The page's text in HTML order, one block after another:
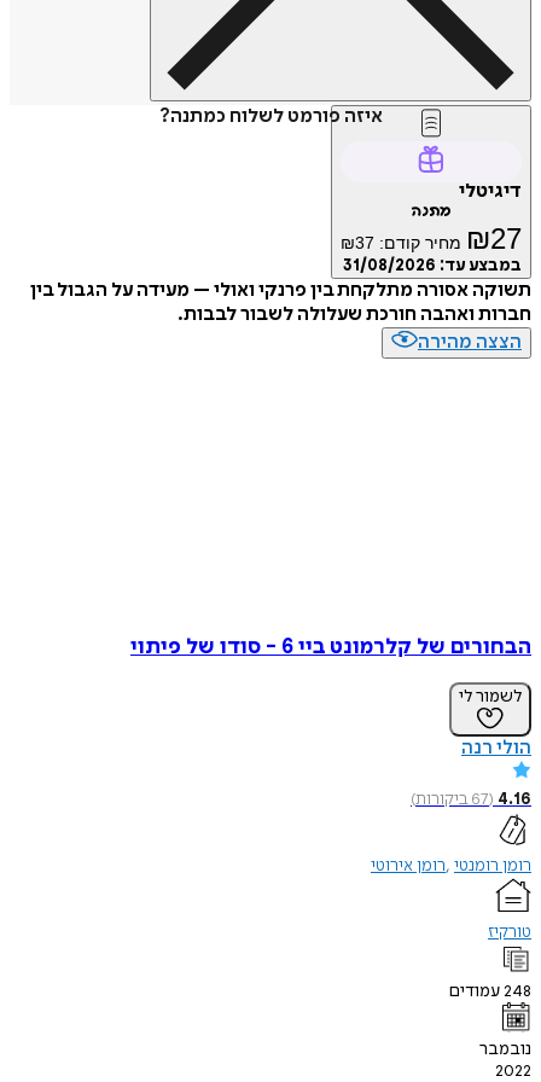
איזה פורמט לשלוח כמתנה?
₪ מחיר קודם: ₪37
עד:31/08/2026
אסורה מתלקחת בין פרנקי ואולי – מעידה על הגבול בין
ואהבה חורכת שעלולה לשבור לבבות.
מהירה
של קלרמונט ביי 6 - סודו של פיתוי
לי
67 ביקורות)
רומן אירוטי